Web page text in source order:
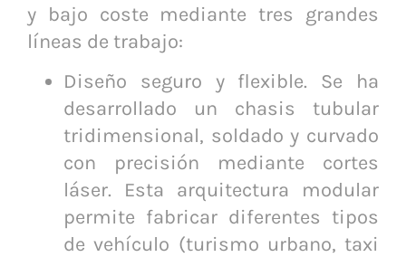
y bajo coste mediante tres grandes
líneas de trabajo:
Diseño seguro y flexible. Se ha
desarrollado un chasis tubular
tridimensional, soldado y curvado
con precisión mediante cortes
láser. Esta arquitectura modular
permite fabricar diferentes tipos
de vehículo (turismo urbano, taxi